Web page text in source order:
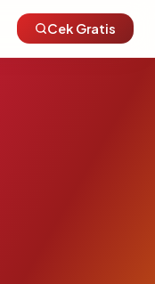
Cek Gratis